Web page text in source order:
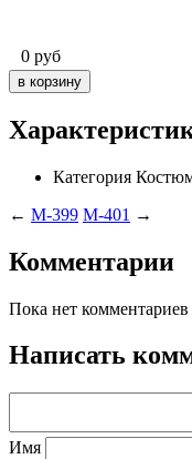
0 руб
Категория
← M-399 M-401 →
Комментарии
Пока нет комментариев
Написать
Имя